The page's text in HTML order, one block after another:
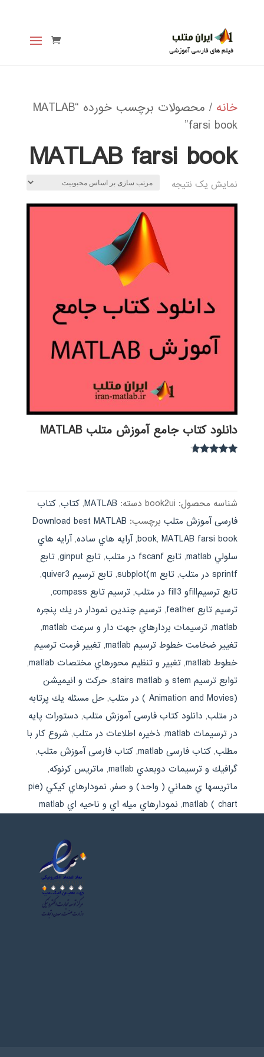
خانه
/ محصولات برچسب خورده “MATLAB
farsi book”
MATLAB farsi book
نمایش یک نتیجه
دانلود کتاب جامع آموزش متلب MATLAB
شناسه محصول: book2ui دسته: MATLAB
, کتاب, کتاب
فارسی آموزش متلب برچسب: Download best MATLAB
book,MATLAB farsi book
,آرايه هاي ساده,آرايه هاي
سلولي matlab
, تابع fscanf در متلب , تابع ginput , تابع
sprintf در متلب
, تابع subplot(m , تابع ترسيم quiver3
,
تابع ترسيمfillو fill3 در متلب
, ترسيم تابع compass
,
ترسيم تابع feather
, ترسيم چندين نمودار در يك پنجره
matlab
, ترسيمات بردارهاي جهت دار و سرعت matlab
,
تغيير ضخامت خطوط ترسيم matlab
, تغيير فرمت ترسيم
خطوط matlab
, تغيير و تنظيم محورهاي مختصات matlab
,
توابع ترسيم stem و stairs matlab
, حركت و انيميشن
(Animation and Movies ) در متلب
, حل مسئله يك پرتابه
در متلب, دانلود کتاب فارسی آموزش متلب, دستورات پايه
در ترسيمات matlab
, ذخيره اطلاعات در متلب, شروع كار با
مطلب, کتاب فارسی matlab , کتاب فارسی آموزش متلب,
گرافيك و ترسيمات دوبعدي matlab
, ماتريس كرنوكه,
ماتريسها ي هماني ( واحد) و صفر,
نمودارهاي كيكي (pie
chart ) matlab
, نمودارهاي ميله اي و ناحيه اي matlab